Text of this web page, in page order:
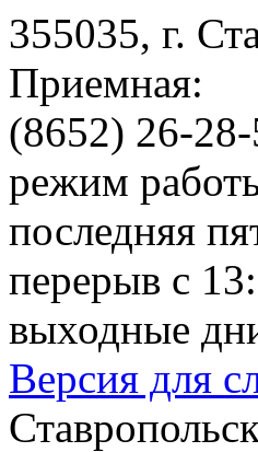
355035, г.
Приемная:
(8652) 26-
режим
последняя
перерыв с
выходные
Версия для